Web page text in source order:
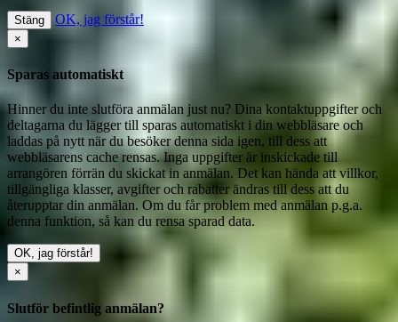
Stäng OK, jag förstår!
×
Sparas automatiskt
Hinner du inte slutföra anmälan just nu? Dina kontaktuppgifter och
deltagarna du lägger till sparas automatiskt i din webbläsare och
laddas på nytt när du besöker denna sida igen, till dess att
webbläsarens cache rensas. Inga uppgifter är inskickade till
arrangören förrän du skickat in anmälan. Det kan hända att villkor,
tillgängliga klasser, avgifter och rabatter ändras till dess att du
återupptar din anmälan. Om du får problem med anmälan p.g.a.
denna funktion, så kan du rensa sparad data.
OK, jag förstår!
×
Slutför befintlig anmälan?